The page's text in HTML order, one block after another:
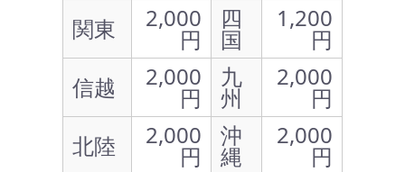
関東
2,000
円
四
国
1,200
円
信越
2,000
円
九
州
2,000
円
北陸
2,000
円
沖
縄
2,000
円